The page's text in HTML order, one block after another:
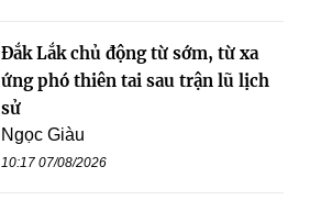
Đắk Lắk chủ động từ sớm, từ xa
ứng phó thiên tai sau trận lũ lịch
sử
Ngọc Giàu
10:17 07/08/2026